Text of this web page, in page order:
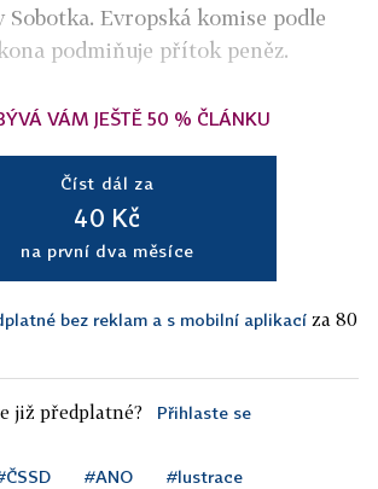
Sobotka. Evropská komise podle
podmiňuje přítok peněz.
VÁM JEŠTĚ 50 % ČLÁNKU
Číst dál za
40 Kč
na první dva měsíce
bez reklam a s mobilní aplikací za 80
již předplatné? Přihlaste se
#ANO #lustrace